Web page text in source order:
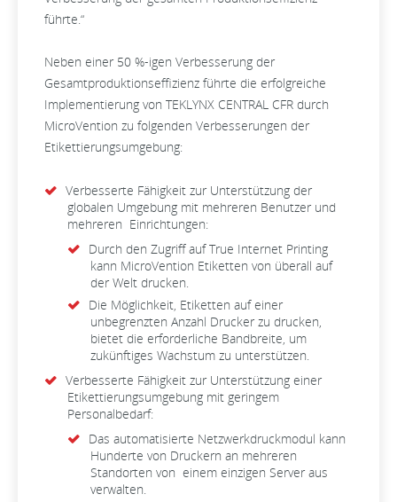
führte.“
Neben einer 50 %-igen Verbesserung der
Gesamtproduktionseffizienz führte die erfolgreiche
Implementierung von TEKLYNX CENTRAL CFR durch
MicroVention zu folgenden Verbesserungen der
Etikettierungsumgebung:
Verbesserte Fähigkeit zur Unterstützung der
globalen Umgebung mit mehreren Benutzer und
mehreren Einrichtungen:
Durch den Zugriff auf True Internet Printing
kann MicroVention Etiketten von überall auf
der Welt drucken.
Die Möglichkeit, Etiketten auf einer
unbegrenzten Anzahl Drucker zu drucken,
bietet die erforderliche Bandbreite, um
zukünftiges Wachstum zu unterstützen.
Verbesserte Fähigkeit zur Unterstützung einer
Etikettierungsumgebung mit geringem
Personalbedarf:
Das automatisierte Netzwerkdruckmodul kann
Hunderte von Druckern an mehreren
Standorten von einem einzigen Server aus
verwalten.